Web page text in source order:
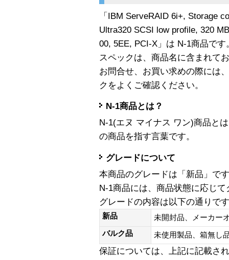
「IBM ServeRAID 6i+, Storage
Ultra320 SCSI low profile, 320
00, 5EE, PCI-X」は N-1商品です
スペックは、商品名に含まれて
お問合せ、お買い求めの際には
クをよくご確認ください。
N-1商品とは？
N-1(エヌ マイナス ワン)商品と
の商品を指す言葉です。
グレードについて
本商品のグレードは「新品」です
N-1商品には、商品状態に応じ
グレードの内容は以下の通りで
新品
未開封品、メーカー
バルク品
未使用製品、箱無
保証については、上記に記載さ